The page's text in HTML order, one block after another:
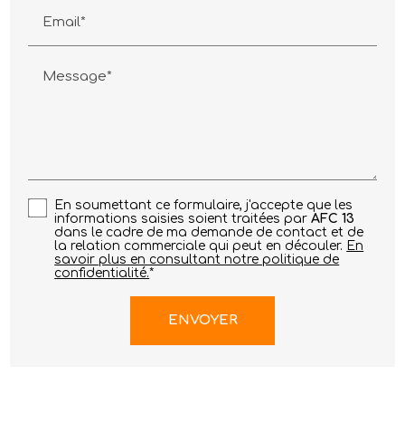
Email*
Message*
En soumettant ce formulaire, j'accepte que les
informations saisies soient traitées parAFC 13
dans le cadre de ma demande de contact et de
la relation commerciale qui peut en découler. En
savoir plus en consultant notre politique de
confidentialité.*